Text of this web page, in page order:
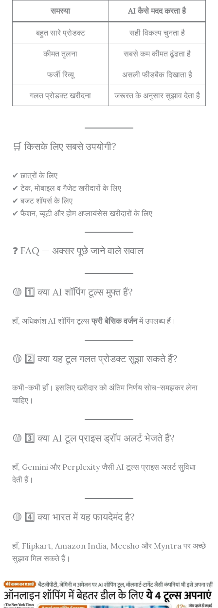
समस्या AI कैसे मदद करता है
बहुत सारे प्रोडक्ट सही विकल्प चुनता है
कीमत तुलना सबसे कम कीमत ढूंढता है
फर्जी रिव्यू असली फीडबैक दिखाता है
गलत प्रोडक्ट खरीदना जरूरत के अनुसार सुझाव देता है
🛒 किसके लिए सबसे उपयोगी?
✔ छात्रों के लिए
✔ टेक, मोबाइल व गैजेट खरीदारों के लिए
✔ बजट शॉपर्स के लिए
✔ फैशन, ब्यूटी और होम अप्लायंसेस खरीदारों के लिए
❓ FAQ — अक्सर पूछे जाने वाले सवाल
🟡 1️⃣ क्या AI शॉपिंग टूल्स मुफ्त हैं?
हाँ, अधिकांश AI शॉपिंग टूल्स फ्री बेसिक वर्जनमें उपलब्ध हैं।
🟡 2️⃣ क्या यह टूल गलत प्रोडक्ट सुझा सकते हैं?
कभी-कभी हाँ। इसलिए खरीदार को अंतिम निर्णय सोच-समझकर लेना
चाहिए।
🟡 3️⃣ क्या AI टूल प्राइस ड्रॉप अलर्ट भेजते हैं?
हाँ, Gemini और Perplexity जैसी AI टूल्स प्राइस अलर्ट सुविधा
देती हैं।
🟡 4️⃣ क्या भारत में यह फायदेमंद है?
हाँ, Flipkart, Amazon India, Meesho और Myntra पर अच्छे
सुझाव मिल सकते हैं।